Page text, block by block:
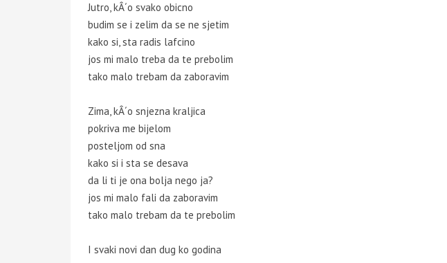
Jutro, kÂ´o svako obicno
budim se i zelim da se ne sjetim
kako si, sta radis lafcino
jos mi malo treba da te prebolim
tako malo trebam da zaboravim
Zima, kÂ´o snjezna kraljica
pokriva me bijelom
posteljom od sna
kako si i sta se desava
da li ti je ona bolja nego ja?
jos mi malo fali da zaboravim
tako malo trebam da te prebolim
I svaki novi dan dug ko godina